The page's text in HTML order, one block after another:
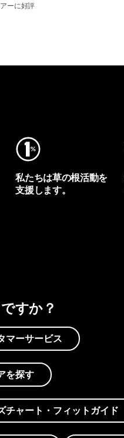
ーに好評
私たちは草の根活動を
支援します。
すか？
マーサービス
を探す
チャート・フィットガイド